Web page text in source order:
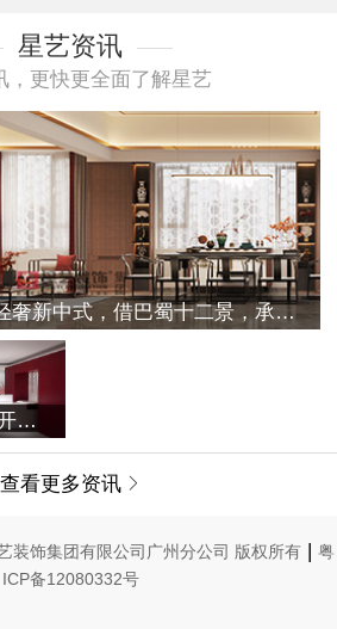
星艺资讯
，更快更全面了解星艺
御湖名邸｜800m²轻奢新中式，借巴蜀十二景，承古典之空灵
汇金全案中心盛大开业 | 融合过往与未来，唤醒家的美学记忆
查看更多资讯 
装饰集团有限公司广州分公司 版权所有 | 粤
ICP备12080332号